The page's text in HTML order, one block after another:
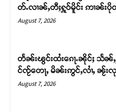
တႃႇႁႂ်ႈသဵင်ၵၢင်ၸႂ်ၵူၼ်းမိူင်
တ်ႇ တူဝ်ႈလုမ်ႈၾႃႉၼၼ်ႉ ၶ
ဝ်ႇၽူႈတွႆႇႁွၵ်ႈ လႆႈ
တ်ႉလၢၼ်ႇတီႈႁူဝ်မိူင်း ဢၢၼ်းပိုတ်
August 7, 2026
တႅၼ်းၽွင်းထႆးၵေႃႉၼိုင်ႈ သႅၼ်ႇ
င်ၸႂ်တေႃႇ မိၼ်းဢွင်ႇလၢႆႇ ၼႂ်း
August 7, 2026